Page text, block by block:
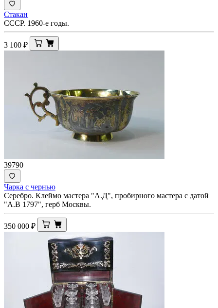
Стакан
СССР. 1960-е годы.
3 100 ₽
39790
Чарка с чернью
Серебро. Клеймо мастера "А.Д", пробирного мастера с датой
"А.В 1797", герб Москвы.
350 000 ₽